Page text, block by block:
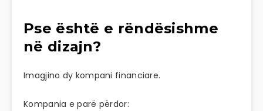
Pse është e rëndësishme
në dizajn?
Imagjino dy kompani financiare.
Kompania e parë përdor: